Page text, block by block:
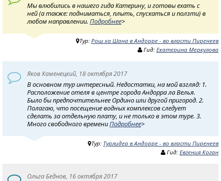
Мы влюбились в нашего гида Катерину, и готовы ехать с
ней (а также: подниматься, плыть, спускаться и ползти) в
любом направлении. Подробнее>
Тур: Рош ха Шана в Андорре - во власти Пиренеев
Гид: Екатерина Меркулова
Яков Каменецкий, 18 октября 2017
В основном тур интересный. Недостатки, на мой взгляд: 1.
Расположение отеля в центре города Андорра ла Велья.
Было бы предпочтительнее Ордино или другой пригород. 2.
Полагаю, что посещение водных комплексов следует
сделать за отдельную плату, и не только в этом туре. 3.
Много свободного времениПодробнее>
Тур: Турлидер в Андорре - во власти Пиренеев
Гид: Евгения Коган
Ольга Беднов, 16 октября 2017